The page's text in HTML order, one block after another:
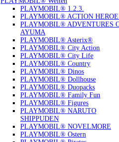
PLAYMOBIL® 1.2.3.
PLAYMOBIL® ACTION
PLAYMOBIL® ADVENTURES
AYUMA
PLAYMOBIL® Asterix®
PLAYMOBIL® City Action
PLAYMOBIL® City Life
PLAYMOBIL® Country
PLAYMOBIL® Dinos
PLAYMOBIL® Dollhouse
PLAYMOBIL® Duopacks
PLAYMOBIL® Family Fun
PLAYMOBIL® Figures
PLAYMOBIL® NARUTO
SHIPPUDEN
PLAYMOBIL® NOVELMORE
PLAYMOBIL® Ostern